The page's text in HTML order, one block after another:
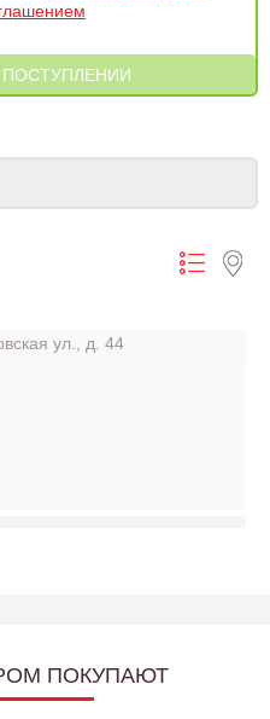
ул., д. 44
ПОКУПАЮТ